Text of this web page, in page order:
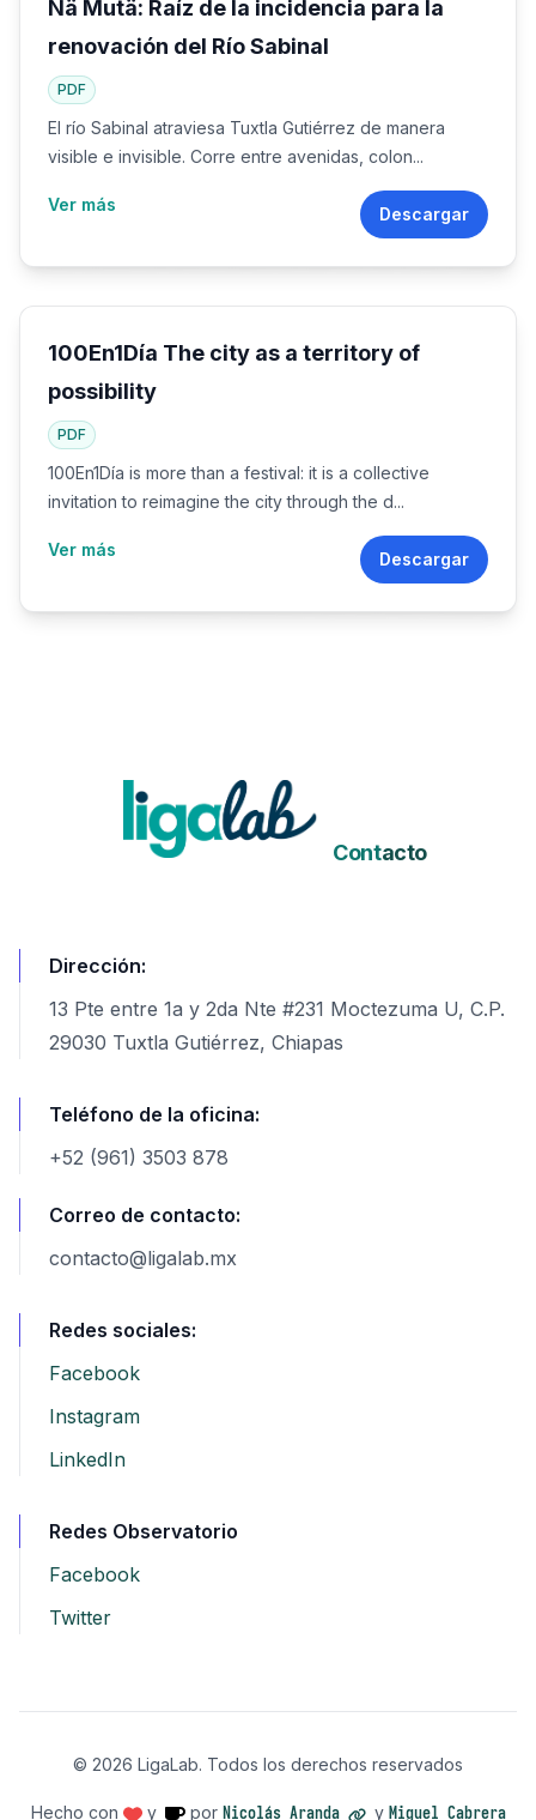
Nä Mutä: Raíz de la incidencia para la
renovación del Río Sabinal
PDF
El río Sabinal atraviesa Tuxtla Gutiérrez de manera
visible e invisible. Corre entre avenidas, colon...
Ver más Descargar
100En1Día The city as a territory of
possibility
PDF
100En1Día is more than a festival: it is a collective
invitation to reimagine the city through the d...
Ver más Descargar
Contacto
Dirección:
13 Pte entre 1a y 2da Nte #231 Moctezuma U, C.P.
29030 Tuxtla Gutiérrez, Chiapas
Teléfono de la oficina:
+52 (961) 3503 878
Correo de contacto:
contacto@ligalab.mx
Redes sociales:
Facebook
Instagram
LinkedIn
Redes Observatorio
Facebook
Twitter
© 2026 LigaLab. Todos los derechos reservados
Hecho con y por Nicolás Aranda y Miguel Cabrera